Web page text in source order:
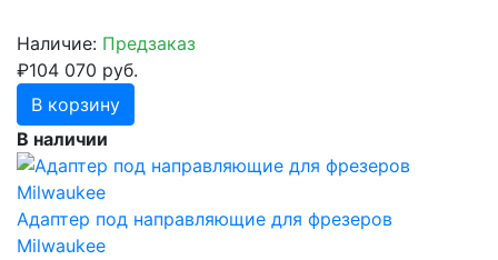
Наличие: Предзаказ
₽104 070 руб.
В корзину
В наличии
Адаптер под направляющие для фрезеров
Milwaukee